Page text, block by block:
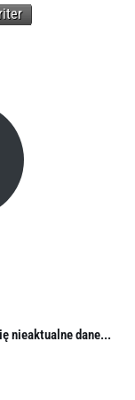
nieaktualne dane...